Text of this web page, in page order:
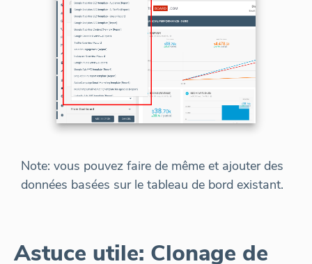
Note: vous pouvez faire de même et ajouter des
données basées sur le tableau de bord existant.
Astuce utile: Clonage de